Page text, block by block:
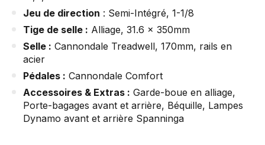
Jeu de direction : Semi-Intégré, 1-1/8
Tige de selle : Alliage, 31.6 x 350mm
Selle : Cannondale Treadwell, 170mm, rails en
acier
Pédales : Cannondale Comfort
Accessoires & Extras : Garde-boue en alliage,
Porte-bagages avant et arrière, Béquille, Lampes
Dynamo avant et arrière Spanninga